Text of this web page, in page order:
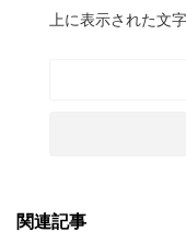
上に表示された文
関連記事